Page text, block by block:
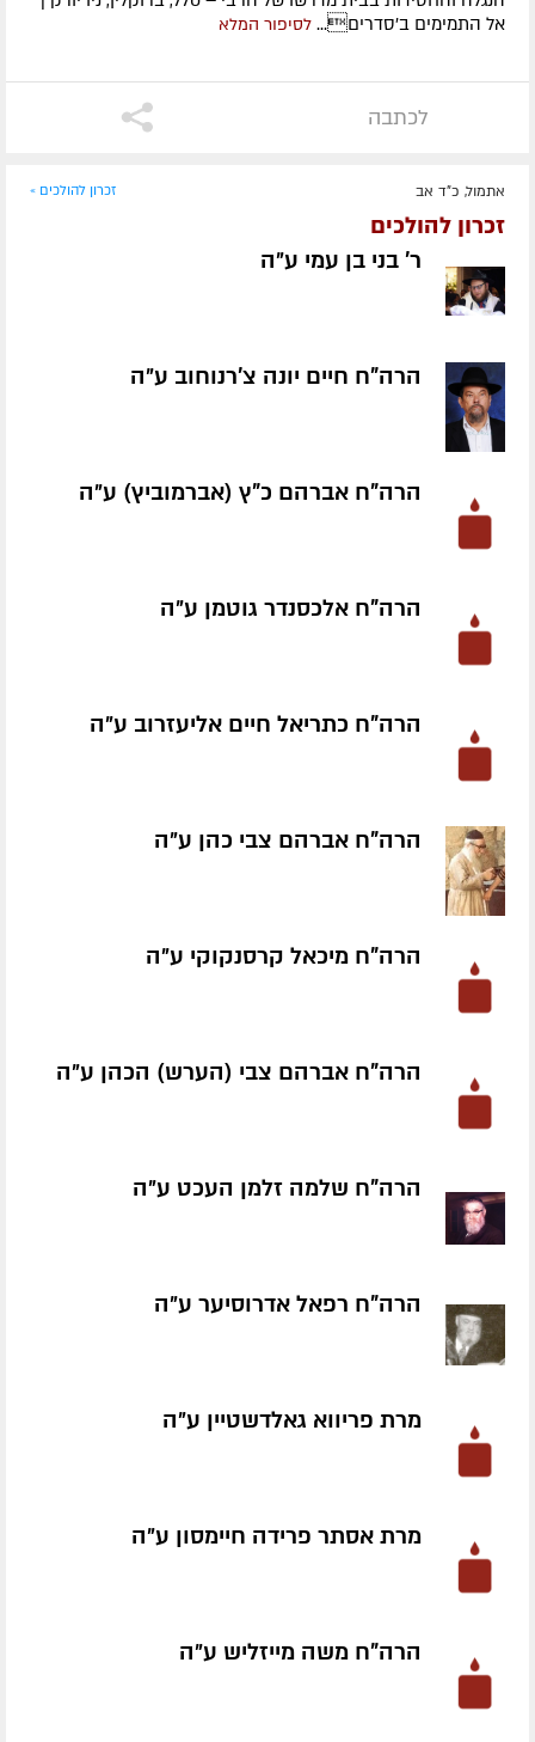
אל התמימים ב'סדרים... לסיפור המלא
לכתבה
אתמול, כ"ד אב זכרון להולכים »
זכרון להולכים
ר' בני בן עמי ע״ה
הרה"ח חיים יונה צ'רנוחוב ע״ה
הרה"ח אברהם כ"ץ (אברמוביץ) ע״ה
הרה"ח אלכסנדר גוטמן ע״ה
הרה"ח כתריאל חיים אליעזרוב ע״ה
הרה"ח אברהם צבי כהן ע״ה
הרה"ח מיכאל קרסנקוקי ע״ה
הרה"ח אברהם צבי (הערש) הכהן ע״ה
הרה"ח שלמה זלמן העכט ע״ה
הרה"ח רפאל אדרוסיער ע״ה
מרת פריווא גאלדשטיין ע״ה
מרת אסתר פרידה חיימסון ע״ה
הרה"ח משה מייזליש ע״ה